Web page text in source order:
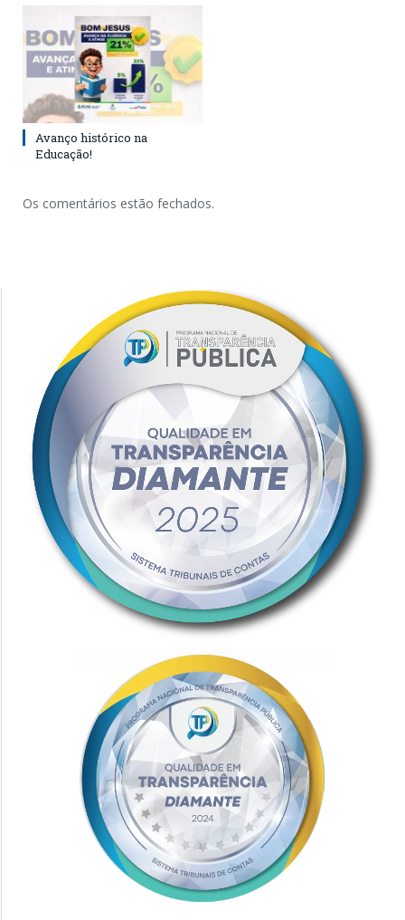
Avanço histórico na
Educação!
Os comentários estão fechados.